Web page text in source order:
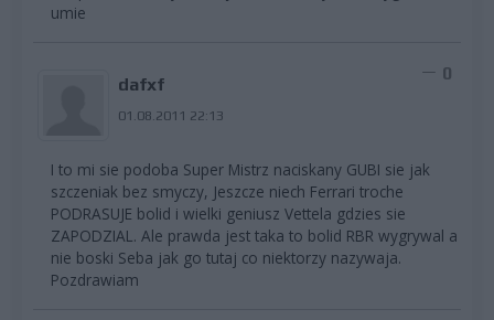
umie
dafxf
01.08.2011 22:13
0
I to mi sie podoba Super Mistrz naciskany GUBI sie jak
szczeniak bez smyczy, Jeszcze niech Ferrari troche
PODRASUJE bolid i wielki geniusz Vettela gdzies sie
ZAPODZIAL. Ale prawda jest taka to bolid RBR wygrywal a
nie boski Seba jak go tutaj co niektorzy nazywaja.
Pozdrawiam